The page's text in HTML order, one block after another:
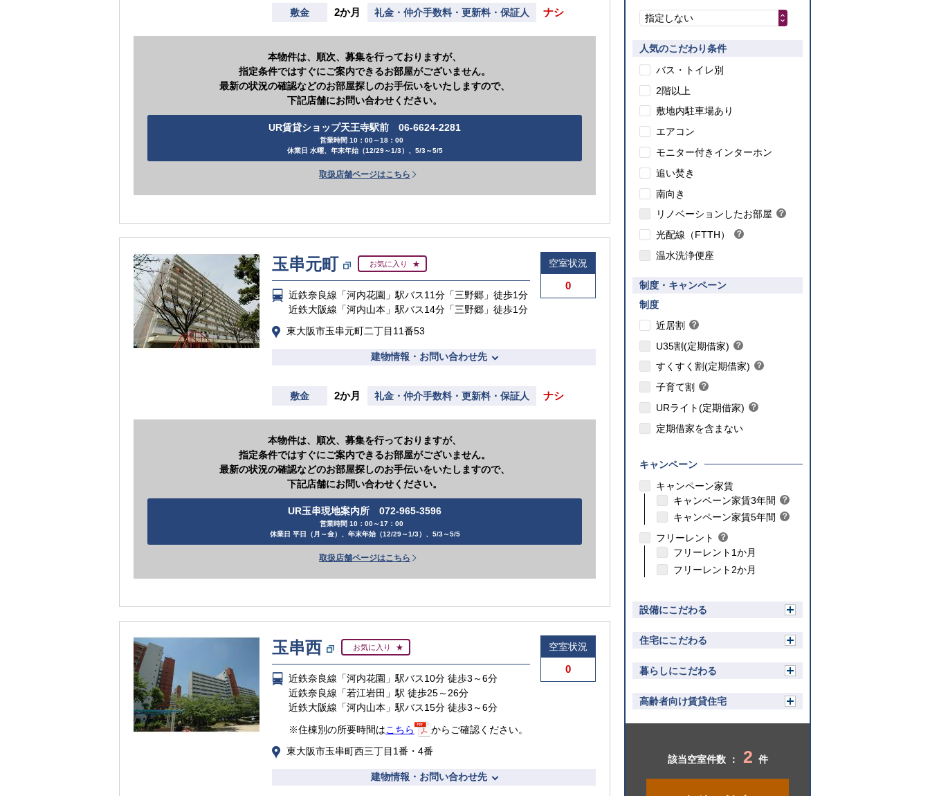
敷金 2か月 礼金・仲介手数料・更新料・保証人 ナシ
本物件は、順次、募集を行っておりますが、
指定条件ではすぐにご案内できるお部屋がございません。
最新の状況の確認などのお部屋探しのお手伝いをいたしますので、
下記店舗にお問い合わせください。
UR賃貸ショップ天王寺駅前 06-6624-2281
営業時間 10：00～18：00
休業日 水曜、年末年始（12/29～1/3）、5/3～5/5
取扱店舗ページはこちら
玉串元町 お気に入り
近鉄奈良線「河内花園」駅バス11分「三野郷」徒歩1分
近鉄大阪線「河内山本」駅バス14分「三野郷」徒歩1分
東大阪市玉串元町二丁目11番53
空室状況
0
建物情報・お問い合わせ先
敷金 2か月 礼金・仲介手数料・更新料・保証人 ナシ
本物件は、順次、募集を行っておりますが、
指定条件ではすぐにご案内できるお部屋がございません。
最新の状況の確認などのお部屋探しのお手伝いをいたしますので、
下記店舗にお問い合わせください。
UR玉串現地案内所 072-965-3596
営業時間 10：00～17：00
休業日 平日（月～金）、年末年始（12/29～1/3）、5/3～5/5
取扱店舗ページはこちら
玉串西 お気に入り
近鉄奈良線「河内花園」駅バス10分 徒歩3～6分
近鉄奈良線「若江岩田」駅 徒歩25～26分
近鉄大阪線「河内山本」駅バス15分 徒歩3～6分
※住棟別の所要時間はこちら
からご確認ください。
東大阪市玉串町西三丁目1番・4番
空室状況
0
建物情報・お問い合わせ先
指定しない
人気のこだわり条件
バス・トイレ別
2階以上
敷地内駐車場あり
エアコン
モニター付きインターホン
追い焚き
南向き
リノベーションしたお部屋 ？
光配線（FTTH） ？
賃貸住宅のインターネット対応について
温水洗浄便座
制度・キャンペーン
制度
近居割
？
ン
ト
こちら
U35割(定期借家) ？
ン
【ご入居要件あり】35歳以下の方限定
こちら
すくすく割(定期借家) ？
ト
【ご入居要件あり】満18歳未満のお子様を
扶養、もしくはご妊娠されている方限定
こちら
子育て割 ？
ン
ト
【ご入居要件あり】子育て世帯や新婚世帯
こちら
URライト(定期借家) ？
こちら
定期借家を含まない
キャンペーン
キャンペーン家賃
キャンペーン家賃3年間 ？
ヒ
キャンペーン家賃5年間 ？
こちら
フリーレント ？
ヒ
ト
こちら
フリーレント1か月
フリーレント2か月
設備にこだわる
く住宅にこだわる
く暮らしにこだわる
く高齢者向け賃貸住宅
該当空室件数 ： 2 件